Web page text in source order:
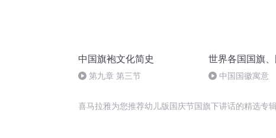
中国旗袍文化简史
第九章 第三节
世界各国国旗
中国国徽寓意
喜马拉雅为您推荐幼儿版国庆节国旗下讲话的精选专